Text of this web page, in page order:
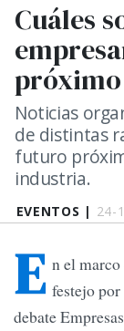
EVENTOS | 24-
Cuáles
Noticias
de distintas
futuro
industria.
E n el
festejo por
debate